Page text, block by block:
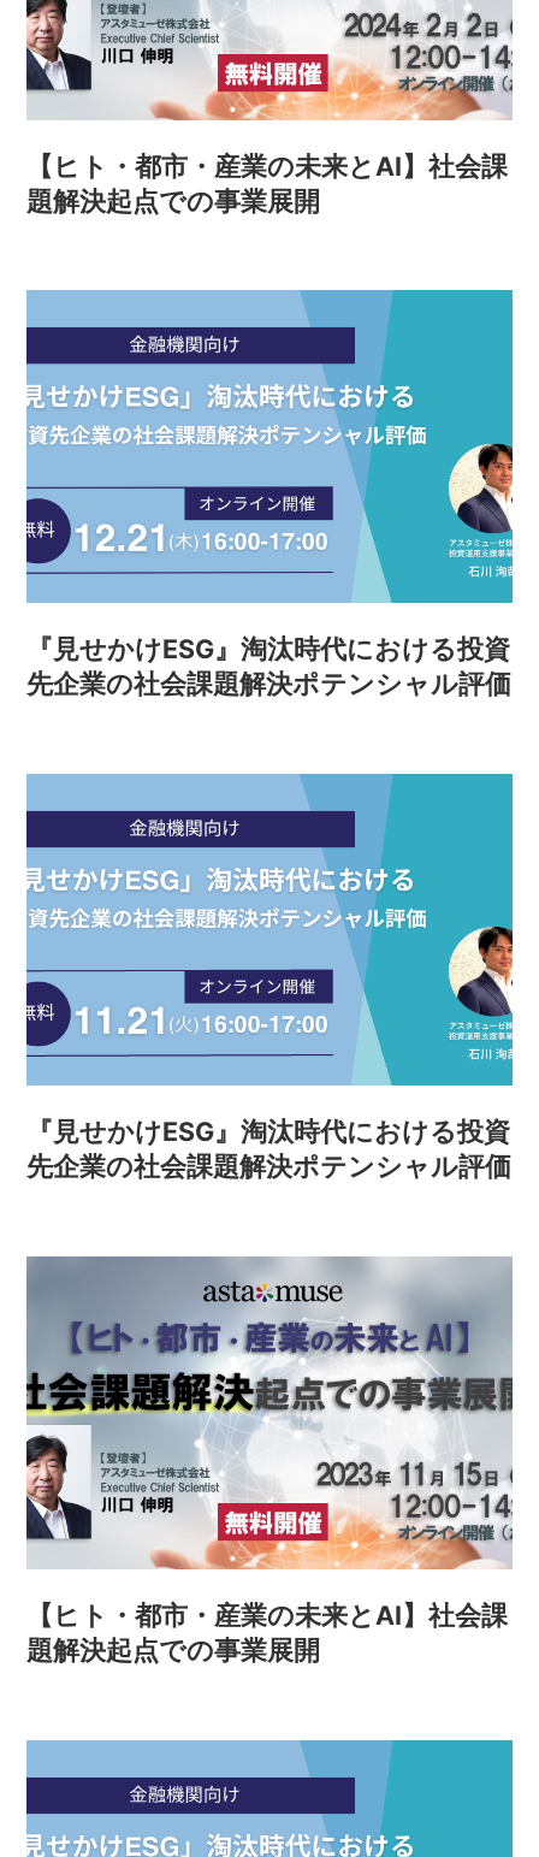
【ヒト・都市・産業の未来とAI】社会課
題解決起点での事業展開
『見せかけESG』淘汰時代における投資
先企業の社会課題解決ポテンシャル評価
『見せかけESG』淘汰時代における投資
先企業の社会課題解決ポテンシャル評価
【ヒト・都市・産業の未来とAI】社会課
題解決起点での事業展開